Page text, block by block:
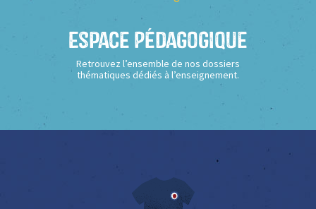
Espace Pédagogique
Retrouvez l’ensemble de nos dossiers
thématiques dédiés à l’enseignement.